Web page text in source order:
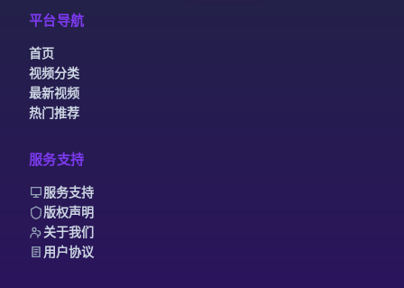
平台导航
首页
视频分类
最新视频
热门推荐
服务支持
服务支持
版权声明
关于我们
用户协议